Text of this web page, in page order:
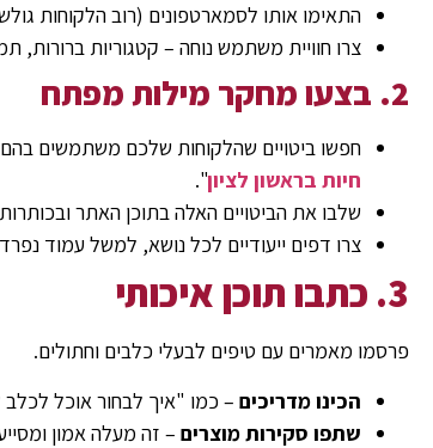
התאימו אותו לסמארטפונים (רוב הלקוחות
צרו חוויית משתמש נוחה – קטגוריות ברורות,
2. בצעו מחקר מילות מפתח
חפשו ביטויים שהלקוחות שלכם משתמשים
חיות בראשון לציון".
שלבו את הביטויים האלה בתוכן האתר
צרו דפים ייעודיים לכל נושא, למשל עמוד
3. כתבו תוכן איכותי
פרסמו מאמרים עם טיפים לבעלי כלבים וחתולים.
הכינו מדריכים – כמו "איך לבחור אוכל לכלב
שתפו סקירות מוצרים – זה מעלה אמון